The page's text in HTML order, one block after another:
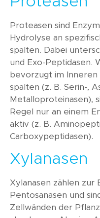
Proteasen sind
Hydrolyse an
spalten. Dabei
und Exo-Peptidasen.
bevorzugt im
spalten (z. B. Serin-,
Metalloproteinasen),
Regel nur an einem
aktiv (z. B.
Carboxypeptidasen).
Xylanasen
Xylanasen zählen zur
Pentosanasen und
Zellwänden der